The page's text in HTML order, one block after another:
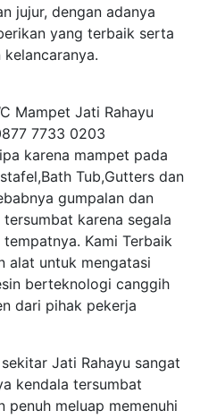
jujur, dengan adanya
yang terbaik serta
Mampet Jati Rahayu
7733 0203
karena mampet pada
Tub,Gutters dan
gumpalan dan
karena segala
Kami Terbaik
alat untuk mengatasi
berteknologi canggih
dari pihak pekerja
Jati Rahayu sangat
kendala tersumbat
penuh meluap memenuhi